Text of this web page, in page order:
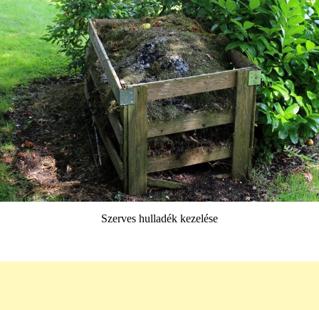
Szerves hulladék kezelése